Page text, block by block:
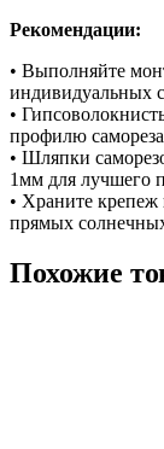
Рекомендации:
• Выполняйте
индивидуальных
•
профилю
• Шляпки
1мм для лучшего
• Храните
прямых
Похожие